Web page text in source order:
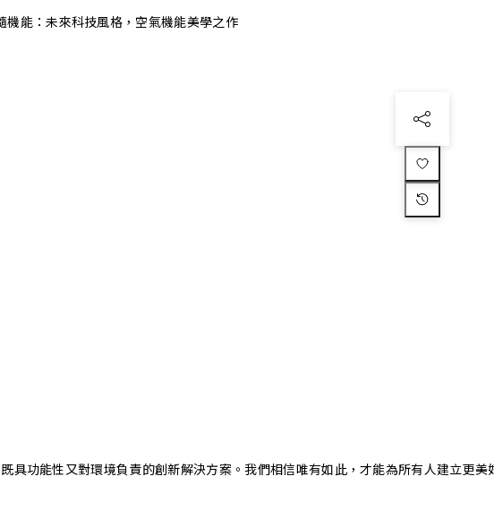
機能：未來科技風格，空氣機能美學之作
具功能性又對環境負責的創新解決方案。我們相信唯有如此，才能為所有人建立更美